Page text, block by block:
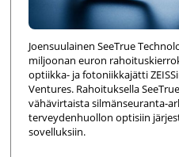
Joensuulainen SeeTrue
miljoonan euron
optiikka- ja fotoniikkajätti
Ventures. Rahoituksella
vähävirtaista silmänseuranta-
terveydenhuollon optisiin
sovelluksiin.